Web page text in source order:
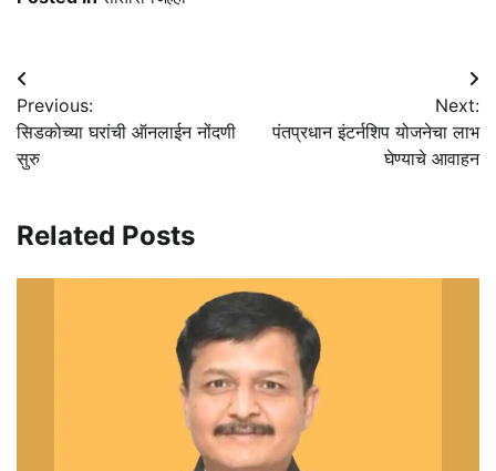
Post
navigation
Previous:
सिडकोच्या घरांची ऑनलाईन नोंदणी
सुरु
Next:
पंतप्रधान इंटर्नशिप योजनेचा लाभ
घेण्याचे आवाहन
Related Posts